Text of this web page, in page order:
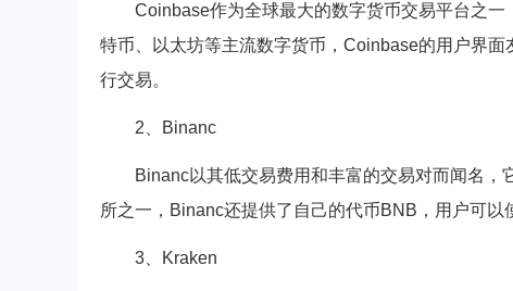
Coinbase作为全球最大的数字货币交易平台之
特币、以太坊等主流数字货币，Coinbase的用户界
行交易。
2、Binanc
Binanc以其低交易费用和丰富的交易对而闻名
所之一，Binanc还提供了自己的代币BNB，用户可以
3、Kraken